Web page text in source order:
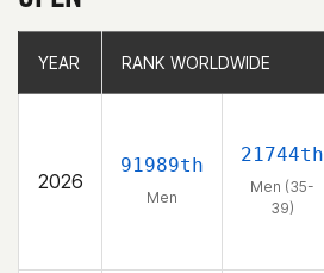
YEAR RANK WORLDWIDE
2026
91989th
Men
21744th
Men (35-
39)
YEAR RANK WORLDWIDE